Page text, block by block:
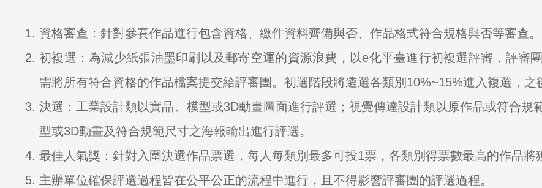
資格審查：針對參賽作品進行包含資格、繳件資料齊備與否、作品格式符合規格與否等審查。
初複選：為減少紙張油墨印刷以及郵寄空運的資源浪費，以e化平臺進行初複選評審，評審
需將所有符合資格的作品檔案提交給評審團。初選階段將遴選各類別10%~15%進入複選，之
決選：工業設計類以實品、模型或3D動畫圖面進行評選；視覺傳達設計類以原作品或符合規
型或3D動畫及符合規範尺寸之海報輸出進行評選。
最佳人氣獎：針對入圍決選作品票選，每人每類別最多可投1票，各類別得票數最高的作品將
主辦單位確保評選過程皆在公平公正的流程中進行，且不得影響評審團的評選過程。